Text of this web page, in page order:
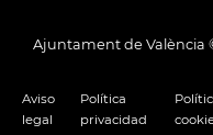
Ajuntament de València
Aviso
legal
Política
privacidad